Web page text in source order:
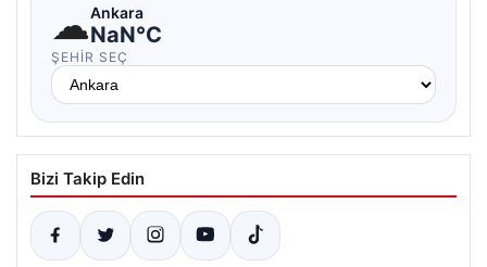
☁Ankara
NaN°C
ŞEHIR SEÇ
Bizi Takip Edin